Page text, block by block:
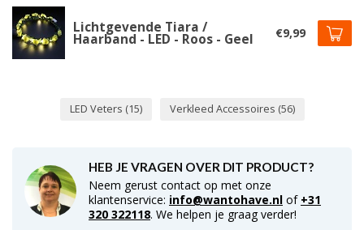
Lichtgevende Tiara /
Haarband - LED - Roos - Geel €9,99
LED Veters (15) Verkleed Accessoires (56)
HEB JE VRAGEN OVER DIT PRODUCT?
Neem gerust contact op met onze
klantenservice: info@wantohave.nl of +31
320 322118. We helpen je graag verder!